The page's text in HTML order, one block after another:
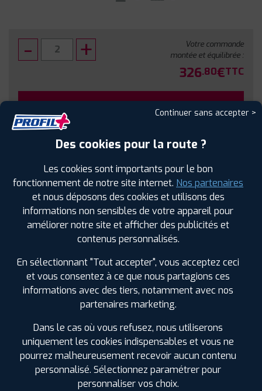
Votre commande
montée et équilibrée :
326.80€TTC
Sous réserve de disponibilité en agence
SPÉCIFICATIONS AVIS CLIENTS ÉTIQUETAGE
Continuer sans accepter >
Des cookies pour la route ?
Les cookies sont importants pour le bon
fonctionnement de notre site internet. Nos partenaires
et nous déposons des cookies et utilisons des
informations non sensibles de votre appareil pour
améliorer notre site et afficher des publicités et
contenus personnalisés.
En sélectionnant "Tout accepter", vous acceptez ceci
et vous consentez à ce que nous partagions ces
informations avec des tiers, notamment avec nos
partenaires marketing.
Dans le cas où vous refusez, nous utiliserons
uniquement les cookies indispensables et vous ne
pourrez malheureusement recevoir aucun contenu
personnalisé. Sélectionnez paramétrer pour
personnaliser vos choix.